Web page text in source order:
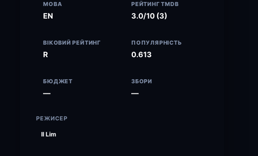
МОВА
EN
РЕЙТИНГ TMDB
3.0/10 (3)
ВІКОВИЙ РЕЙТИНГ
R
ПОПУЛЯРНІСТЬ
0.613
БЮДЖЕТ
—
ЗБОРИ
—
РЕЖИСЕР
Il Lim